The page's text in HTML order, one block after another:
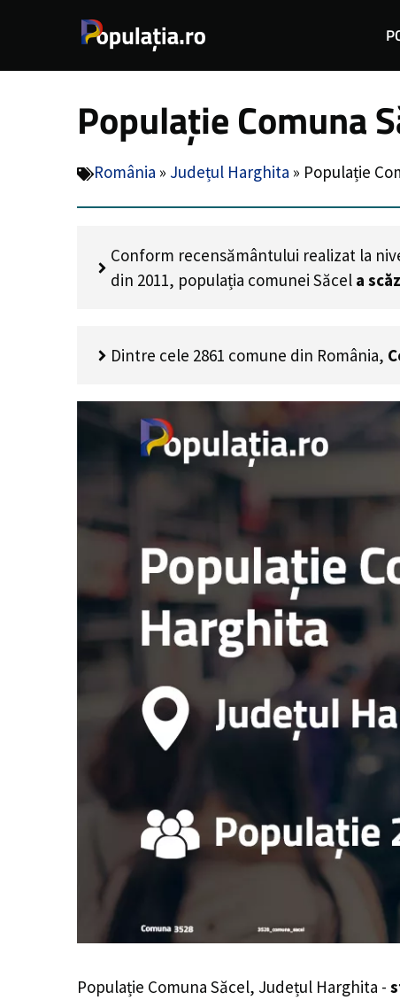
Populație Comuna
România » Județul Harghita » Populație
Conform recensământului realizat la
din 2011, populația comunei Săcel a
Dintre cele 2861 comune din România,
Populație Comuna Săcel, Județul Harghita -